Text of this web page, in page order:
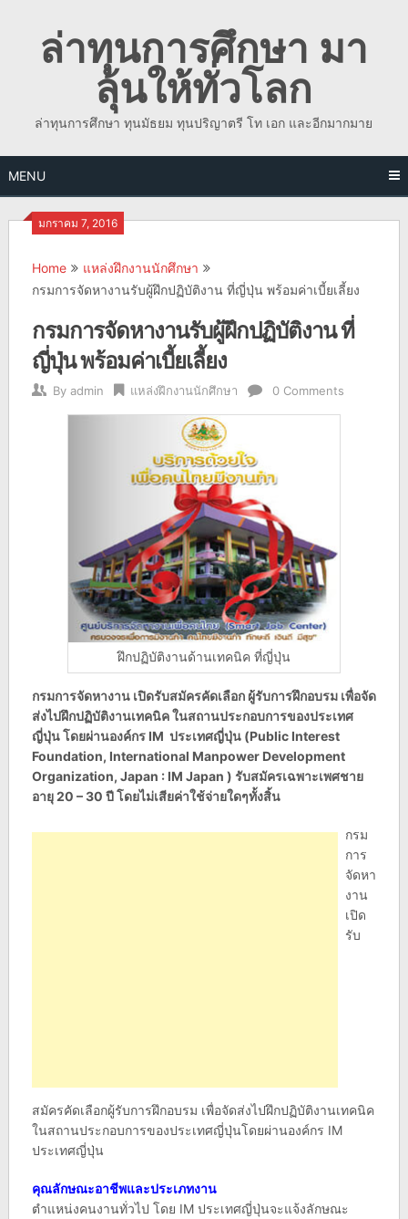
contentล่าทุนการศึกษา มา
ลุ้นให้ทั่วโลก
ล่าทุนการศึกษา ทุนมัธยม ทุนปริญาตรี โท เอก และอีกมากมาย
MENU
มกราคม 7, 2016
Home
แหล่งฝึกงานนักศึกษา
กรมการจัดหางานรับผู้ฝึกปฏิบัติงาน ที่ญี่ปุ่น พร้อมค่าเบี้ยเลี้ยง
กรมการจัดหางานรับผู้ฝึกปฏิบัติงาน ที่
ญี่ปุ่น พร้อมค่าเบี้ยเลี้ยง
By admin แหล่งฝึกงานนักศึกษา 0 Comments
ฝึกปฏิบัติงานด้านเทคนิค ที่ญี่ปุ่น
กรมการจัดหางาน เปิดรับสมัครคัดเลือก ผู้รับการฝึกอบรม เพื่อจัด
ส่งไปฝึกปฏิบัติงานเทคนิค ในสถานประกอบการของประเทศ
ญี่ปุ่น โดยผ่านองค์กร IM ประเทศญี่ปุ่น (Public Interest
Foundation, International Manpower Development
Organization, Japan : IM Japan ) รับสมัครเฉพาะเพศชาย
อายุ 20 – 30 ปี โดยไม่เสียค่าใช้จ่ายใดๆทั้งสิ้น
กรม
การ
จัดหา
งาน
เปิด
รับ
สมัครคัดเลือกผู้รับการฝึกอบรม เพื่อจัดส่งไปฝึกปฏิบัติงานเทคนิค
ในสถานประกอบการของประเทศญี่ปุ่นโดยผ่านองค์กร IM
ประเทศญี่ปุ่น
คุณลักษณะอาชีพและประเภทงาน
ตำแหน่งคนงานทั่วไป โดย IM ประเทศญี่ปุ่นจะแจ้งลักษณะ